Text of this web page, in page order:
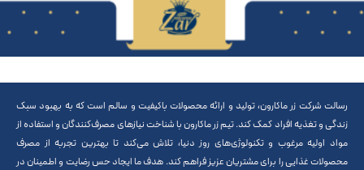
رسالت شرکت زر ماکارون، تولید و ارائه محصولات باکیفیت و سالم است که به بهبود سبک
زندگی و تغذیه افراد کمک کند. تیم زر ماکارون با شناخت نیازهای مصرف‌کنندگان و استفاده از
مواد اولیه مرغوب و تکنولوژی‌های روز دنیا، تلاش می‌کند تا بهترین تجربه از مصرف
محصولات غذایی را برای مشتریان عزیز فراهم کند. هدف ما ایجاد حس رضایت و اطمینان در